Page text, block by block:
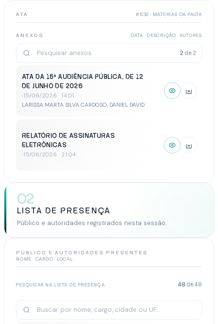
ATA #532 · MATÉRIAS DA PAUTA
ANEXOS DATA · DESCRIÇÃO · AUTORES
2 de2
ATA DA 15ª AUDIÊNCIA PÚBLICA, DE 12
DE JUNHO DE 2026
·15/06/2026 · 14:01
LARISSA MARTA SILVA CARDOSO, DANIEL DAVID
RELATÓRIO DE ASSINATURAS
ELETRÔNICAS
·15/06/2026 · 21:04
02
LISTA DE PRESENÇA
Público e autoridades registrados nesta sessão.
PÚBLICO E AUTORIDADES PRESENTES
NOME · CARGO · LOCAL
PESQUISAR NA LISTA DE PRESENÇA 48 de48